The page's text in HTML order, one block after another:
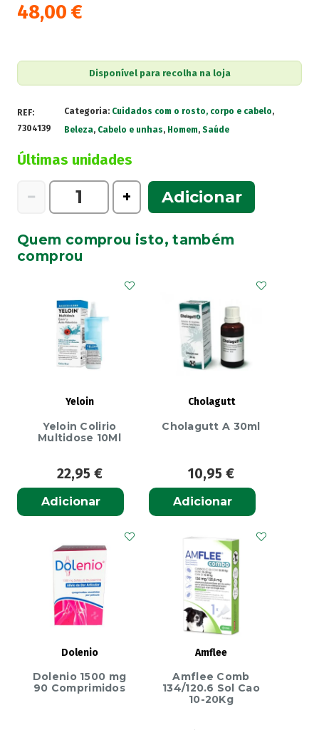
48,00 €
Disponível para recolha na loja
REF:
7304139
Categoria: Cuidados com o rosto, corpo e cabelo,
Beleza, Cabelo e unhas, Homem,Saúde
Últimas unidades
−
Quantidade
Men
Suplemento
Capilar
Homens
+ Adicionar
Quem comprou isto, também
comprou
Yeloin
Yeloin Colirio
Multidose 10Ml
22,95 €
Adicionar
Cholagutt
Cholagutt A 30ml
10,95 €
Adicionar
Dolenio
Dolenio 1500 mg
90 Comprimidos
Amflee
Amflee Comb
134/120.6 Sol Cao
10-20Kg